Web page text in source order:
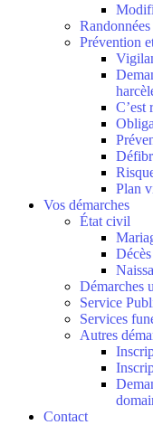
Randonnées
Prévention
C’est
Plan
Vos démarches
État civil
Décès
Démarches
Service
Services
Autres
Contact